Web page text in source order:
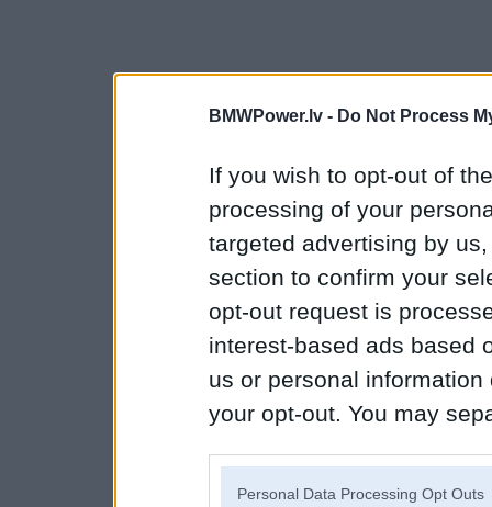
BMWPower.lv - Do Not Process
If you wish to opt-out of
processing of your
targeted advertising by
section to confirm your
opt-out request is
interest-based ads based
us or personal
your opt-out. You may
Personal Data Processing Opt Outs